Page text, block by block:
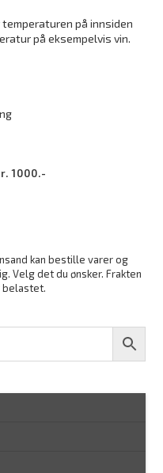
på innsiden
på eksempelvis vin.
1000.-
kan bestille varer og
Velg det du ønsker. Frakten
belastet.